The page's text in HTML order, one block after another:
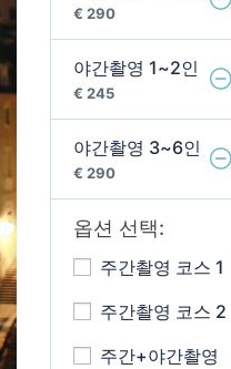
€ 290 ㅤㅤㅤ
야간촬영 1~2인
€ 245 ㅤㅤㅤ
야간촬영 3~6인
€ 290 ㅤㅤㅤ
옵션 선택:
주간촬영 코스 1
주간촬영 코스 2
주간+야간촬영